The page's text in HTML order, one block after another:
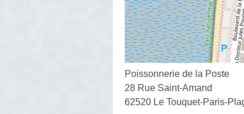
Poissonnerie de la Poste
28 Rue Saint-Amand
62520 Le Touquet-Paris-